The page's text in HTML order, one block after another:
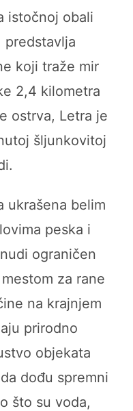
istočnoj obali
predstavlja
koji traže mir
2,4 kilometra
ostrva, Letra je
šljunkovitoj
ukrašena belim
peska i
ograničen
za rane
na krajnjem
prirodno
objekata
dođu spremni
što su voda,